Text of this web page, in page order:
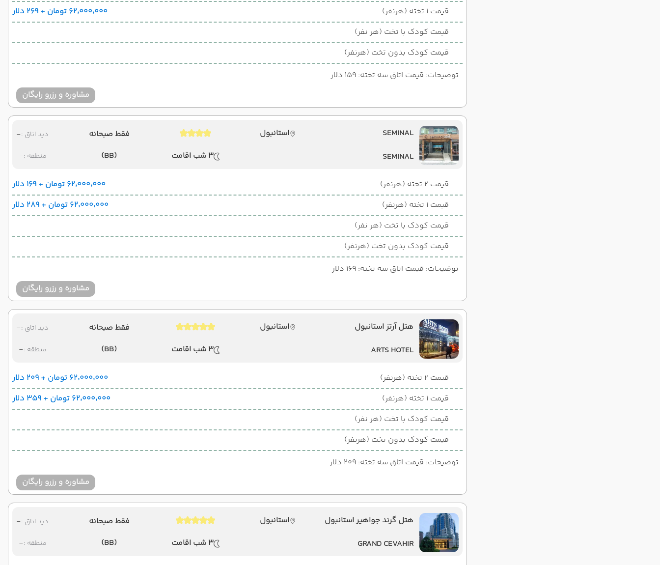
قیمت 1 تخته (هرنفر)
۶۲٬۰۰۰٬۰۰۰ تومان + ۲۶۹ دلار
قیمت کودک با تخت (هر نفر)
قیمت کودک بدون تخت (هرنفر)
توضیحات: قیمت اتاق سه تخته: 159 دلار
مشاوره و رزرو رایگان
SEMINAL
استانبول
SEMINAL
3 شب اقامت
فقط صبحانه
(BB)
دید اتاق :-
منطقه :-
قیمت 2 تخته (هرنفر)
۶۲٬۰۰۰٬۰۰۰ تومان + ۱۶۹ دلار
قیمت 1 تخته (هرنفر)
۶۲٬۰۰۰٬۰۰۰ تومان + ۲۸۹ دلار
قیمت کودک با تخت (هر نفر)
قیمت کودک بدون تخت (هرنفر)
توضیحات: قیمت اتاق سه تخته: 169 دلار
مشاوره و رزرو رایگان
هتل آرتز استانبول
استانبول
ARTS HOTEL
3 شب اقامت
فقط صبحانه
(BB)
دید اتاق :-
منطقه :-
قیمت 2 تخته (هرنفر)
۶۲٬۰۰۰٬۰۰۰ تومان + ۲۰۹ دلار
قیمت 1 تخته (هرنفر)
۶۲٬۰۰۰٬۰۰۰ تومان + ۳۵۹ دلار
قیمت کودک با تخت (هر نفر)
قیمت کودک بدون تخت (هرنفر)
توضیحات: قیمت اتاق سه تخته: 209 دلار
مشاوره و رزرو رایگان
هتل گرند جواهیر استانبول
استانبول
GRAND CEVAHIR
3 شب اقامت
فقط صبحانه
(BB)
دید اتاق :-
منطقه :-